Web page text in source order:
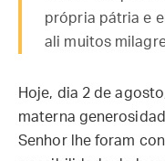
própria pátria e
ali muitos
Hoje, dia 2 de
materna
Senhor lhe foram